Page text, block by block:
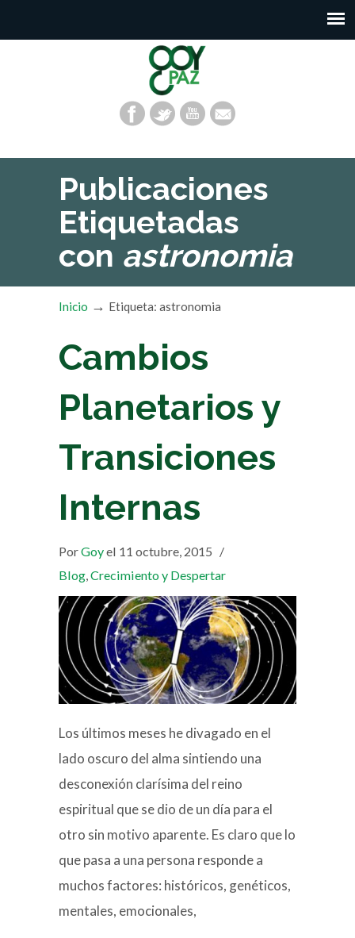
Publicaciones
Etiquetadas
con astronomia
Inicio → Etiqueta: astronomia
Cambios
Planetarios y
Transiciones
Internas
PorGoyel 11 octubre, 2015 /
Blog,Crecimiento y Despertar
Los últimos meses he divagado en el
lado oscuro del alma sintiendo una
desconexión clarísima del reino
espiritual que se dio de un día para el
otro sin motivo aparente. Es claro que lo
que pasa a una persona responde a
muchos factores: históricos, genéticos,
mentales, emocionales,